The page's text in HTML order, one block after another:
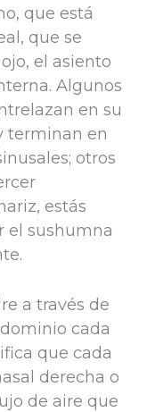
que está
que se
el asiento
Algunos
en su
terminan en
otros
estás
el sushumna
a través de
cada
que cada
derecha o
de aire que